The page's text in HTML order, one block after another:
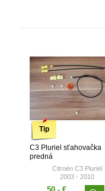
Tip
C3 Pluriel sťahovačka
predná
Citroën C3 Pluriel
2003 - 2010